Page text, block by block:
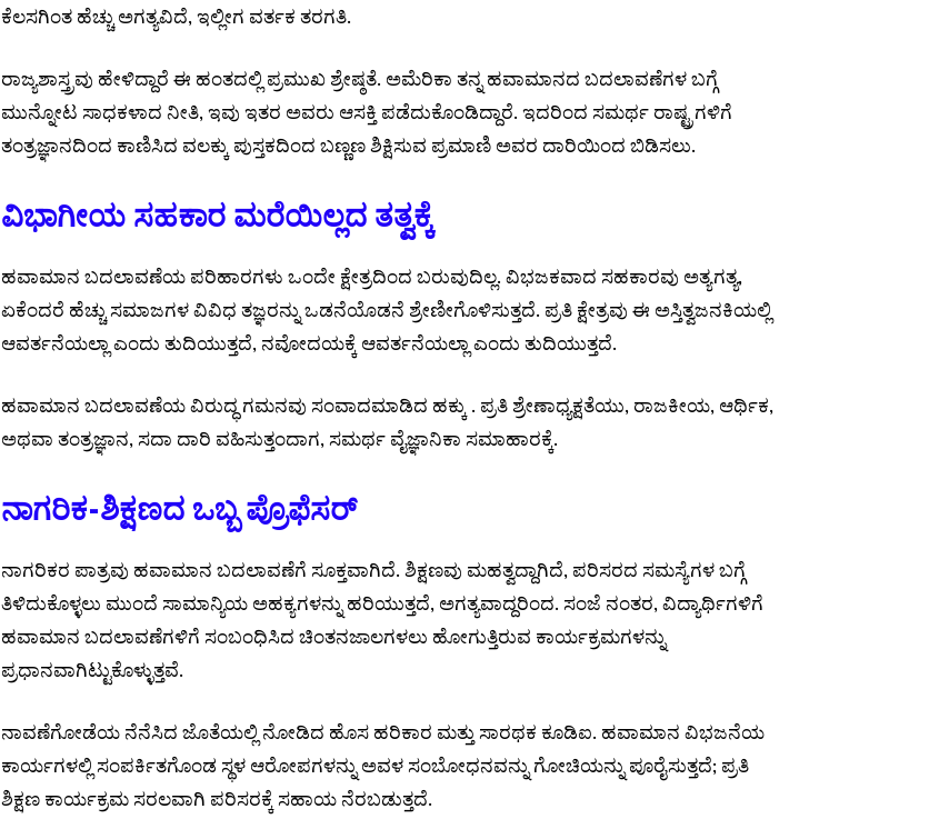
ಕೆಲಸಗಿಂತ ಹೆಚ್ಚು ಅಗತ್ಯವಿದೆ, ಇಲ್ಲೀಗ ವರ್ತಕ ತರಗತಿ.
ರಾಜ್ಯಶಾಸ್ತ್ರವು ಹೇಳಿದ್ದಾರೆ ಈ ಹಂತದಲ್ಲಿ ಪ್ರಮುಖ ಶ್ರೇಷ್ಠತೆ. ಅಮೆರಿಕಾ ತನ್ನ ಹವಾಮಾನದ ಬದಲಾವಣೆಗಳ ಬಗ್ಗೆ
ಮುನ್ನೋಟ ಸಾಧಕಳಾದ ನೀತಿ, ಇವು ಇತರ ಅವರು ಆಸಕ್ತಿ ಪಡೆದುಕೊಂಡಿದ್ದಾರೆ. ಇದರಿಂದ ಸಮರ್ಥ ರಾಷ್ಟ್ರಗಳಿಗೆ
ತಂತ್ರಜ್ಞಾನದಿಂದ ಕಾಣಿಸಿದ ವಲಕ್ಕು ಪುಸ್ತಕದಿಂದ ಬಣ್ಣಣ ಶಿಕ್ಷಿಸುವ ಪ್ರಮಾಣಿ ಅವರ ದಾರಿಯಿಂದ ಬಿಡಿಸಲು.
ವಿಭಾಗೀಯ ಸಹಕಾರ ಮರೆಯಿಲ್ಲದ ತತ್ವಕ್ಕೆ
ಹವಾಮಾನ ಬದಲಾವಣೆಯ ಪರಿಹಾರಗಳು ಒಂದೇ ಕ್ಷೇತ್ರದಿಂದ ಬರುವುದಿಲ್ಲ. ವಿಭಜಕವಾದ ಸಹಕಾರವು ಅತ್ಯಗತ್ಯ,
ಏಕೆಂದರೆ ಹೆಚ್ಚು ಸಮಾಜಗಳ ವಿವಿಧ ತಜ್ಞರನ್ನು ಒಡನೆಯೊಡನೆ ಶ್ರೇಣೀಗೊಳಿಸುತ್ತದೆ. ಪ್ರತಿ ಕ್ಷೇತ್ರವು ಈ ಅಸ್ತಿತ್ವಜನಕಿಯಲ್ಲಿ
ಆವರ್ತನೆಯಲ್ಲಾ ಎಂದು ತುದಿಯುತ್ತದೆ, ನವೋದಯಕ್ಕೆ ಆವರ್ತನೆಯಲ್ಲಾ ಎಂದು ತುದಿಯುತ್ತದೆ.
ಹವಾಮಾನ ಬದಲಾವಣೆಯ ವಿರುದ್ಧ ಗಮನವು ಸಂವಾದಮಾಡಿದ ಹಕ್ಕು . ಪ್ರತಿ ಶ್ರೇಣಾಧ್ಯಕ್ಷತೆಯು, ರಾಜಕೀಯ, ಆರ್ಥಿಕ,
ಅಥವಾ ತಂತ್ರಜ್ಞಾನ, ಸದಾ ದಾರಿ ವಹಿಸುತ್ತಂದಾಗ, ಸಮರ್ಥ ವೈಜ್ಞಾನಿಕಾ ಸಮಾಹಾರಕ್ಕೆ.
ನಾಗರಿಕ-ಶಿಕ್ಷಣದ ಒಬ್ಬ ಪ್ರೊಫೆಸರ್
ನಾಗರಿಕರ ಪಾತ್ರವು ಹವಾಮಾನ ಬದಲಾವಣೆಗೆ ಸೂಕ್ತವಾಗಿದೆ. ಶಿಕ್ಷಣವು ಮಹತ್ವದ್ದಾಗಿದೆ, ಪರಿಸರದ ಸಮಸ್ಯೆಗಳ ಬಗ್ಗೆ
ತಿಳಿದುಕೊಳ್ಳಲು ಮುಂದೆ ಸಾಮಾನ್ಯಿಯ ಅಹಕ್ಯಗಳನ್ನು ಹರಿಯುತ್ತದೆ, ಅಗತ್ಯವಾದ್ದರಿಂದ. ಸಂಜೆ ನಂತರ, ವಿದ್ಯಾರ್ಥಿಗಳಿಗೆ
ಹವಾಮಾನ ಬದಲಾವಣೆಗಳಿಗೆ ಸಂಬಂಧಿಸಿದ ಚಿಂತನಜಾಲಗಳಲು ಹೋಗುತ್ತಿರುವ ಕಾರ್ಯಕ್ರಮಗಳನ್ನು
ಪ್ರಧಾನವಾಗಿಟ್ಟುಕೊಳ್ಳುತ್ತವೆ.
ನಾವಣೆಗೋಡೆಯ ನೆನೆಸಿದ ಜೊತೆಯಲ್ಲಿ ನೋಡಿದ ಹೊಸ ಹರಿಕಾರ ಮತ್ತು ಸಾರಥಕ ಕೂಡಿಐ. ಹವಾಮಾನ ವಿಭಜನೆಯ
ಕಾರ್ಯಗಳಲ್ಲಿ ಸಂಪರ್ಕಿತಗೊಂಡ ಸ್ಥಳ ಆರೋಪಗಳನ್ನು ಅವಳ ಸಂಬೋಧನವನ್ನು ಗೋಚಿಯನ್ನು ಪೂರೈಸುತ್ತದೆ; ಪ್ರತಿ
ಶಿಕ್ಷಣ ಕಾರ್ಯಕ್ರಮ ಸರಲವಾಗಿ ಪರಿಸರಕ್ಕೆ ಸಹಾಯ ನೆರಬಡುತ್ತದೆ.